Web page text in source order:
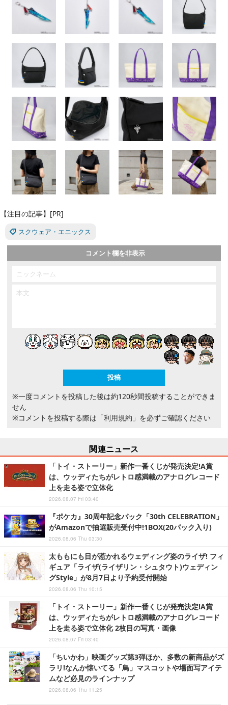
【注目の記事】[PR]
スクウェア・エニックス
コメント欄を非表示
※一度コメントを投稿した後は約120秒間投稿することができま
せん
※コメントを投稿する際は 「利用規約」 を必ずご確認ください
関連ニュース
「トイ・ストーリー」新作一番くじが発売決定!A賞
は、ウッディたちがレトロ感満載のアナログレコード
上を走る姿で立体化
2026.08.07 Fri 03:40
『ポケカ』30周年記念パック「30th CELEBRATION」
がAmazonで抽選販売受付中!1BOX(20パック入り)
2026.08.06 Thu 03:30
太ももにも目が惹かれるウェディング姿のライザ! フィ
ギュア「ライザ(ライザリン・シュタウト)ウェディン
グStyle」が8月7日より予約受付開始
2026.08.06 Thu 10:15
「トイ・ストーリー」新作一番くじが発売決定!A賞
は、ウッディたちがレトロ感満載のアナログレコード
上を走る姿で立体化 2枚目の写真・画像
2026.08.07 Fri 03:40
「ちいかわ」映画グッズ第3弾ほか、多数の新商品がズ
ラリ!なんか懐いてる「鳥」マスコットや場面写アイテ
ムなど必見のラインナップ
2026.08.06 Thu 11:25